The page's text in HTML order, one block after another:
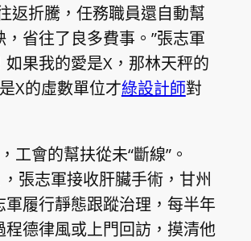
返折騰，任務職員還自動幫
，省往了良多費事。”張志軍
如果我的愛是X，那林天秤的
X的虛數單位才綠設計師對
工會的幫扶從未“斷線”。
張志軍接收肝臟手術，甘州
軍履行靜態跟蹤治理，每半年
程德律風或上門回訪，摸清他